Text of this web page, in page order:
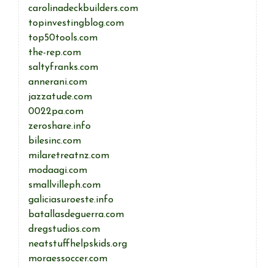
carolinadeckbuilders.com
topinvestingblog.com
top50tools.com
the-rep.com
saltyfranks.com
annerani.com
jazzatude.com
0022pa.com
zeroshare.info
bilesinc.com
milaretreatnz.com
modaagi.com
smallvilleph.com
galiciasuroeste.info
batallasdeguerra.com
dregstudios.com
neatstuffhelpskids.org
moraessoccer.com